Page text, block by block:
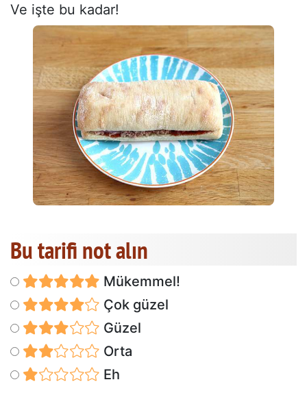
Ve işte bu kadar!
Bu tarifi not alın
Mükemmel!
Çok güzel
Güzel
Orta
Eh